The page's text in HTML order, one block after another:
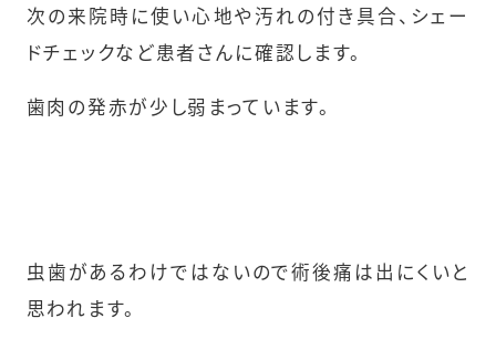
次の来院時に使い心地や汚れの付き具合、シェー
ドチェックなど患者さんに確認します。
歯肉の発赤が少し弱まっています。
虫歯があるわけではないので術後痛は出にくいと
思われます。